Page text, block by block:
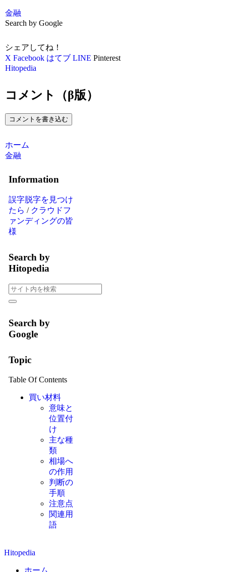
金融
Search by Google
シェアしてね！
X Facebook はてブ LINE Pinterest
Hitopedia
コメント（β版）
コメントを書き込む
ホーム
金融
Information
誤字脱字を見つけ
たら / クラウドフ
ァンディングの皆
様
Search by
Hitopedia
Search by
Google
Topic
Table Of Contents
買い材料
意味と
位置付
け
主な種
類
相場へ
の作用
判断の
手順
注意点
関連用
語
Hitopedia